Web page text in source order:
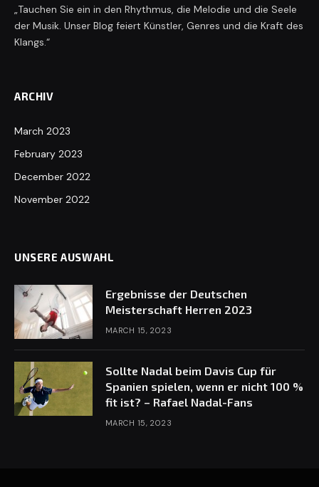
„Tauchen Sie ein in den Rhythmus, die Melodie und die Seele
der Musik. Unser Blog feiert Künstler, Genres und die Kraft des
Klangs.“
ARCHIV
March 2023
February 2023
December 2022
November 2022
UNSERE AUSWAHL
Ergebnisse der Deutschen
Meisterschaft Herren 2023
MARCH 15, 2023
Sollte Nadal beim Davis Cup für
Spanien spielen, wenn er nicht 100 %
fit ist? – Rafael Nadal-Fans
MARCH 15, 2023